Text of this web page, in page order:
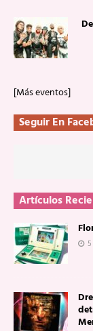
[Más eventos]
Seguir En
Artículos